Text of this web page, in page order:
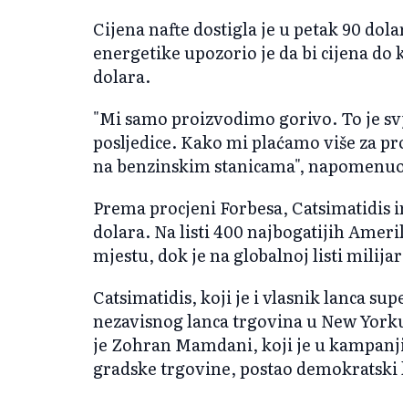
Cijena nafte dostigla je u petak 90
energetike upozorio je da bi cijena do
dolara.
"Mi samo proizvodimo gorivo. To je
posljedice. Kako mi plaćamo više za
na benzinskim stanicama",
Prema procjeni Forbesa,
dolara. Na listi 400 najbogatijih
mjestu, dok je na globalnoj listi
Catsimatidis, koji je i vlasnik lanca
nezavisnog lanca trgovina u New
je Zohran Mamdani, koji je u
gradske trgovine, postao